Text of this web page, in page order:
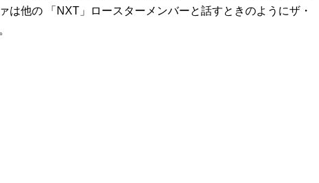
は他の 「NXT」ロースターメンバーと話すときのようにザ・